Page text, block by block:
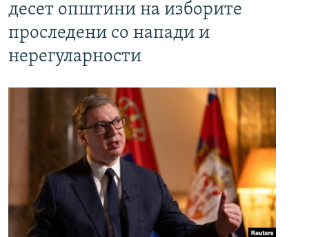
десет општини на изборите
проследени со напади и
нерегуларности